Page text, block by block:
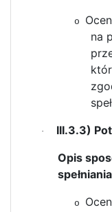
o
na
·
III.3.3)
Opis
o